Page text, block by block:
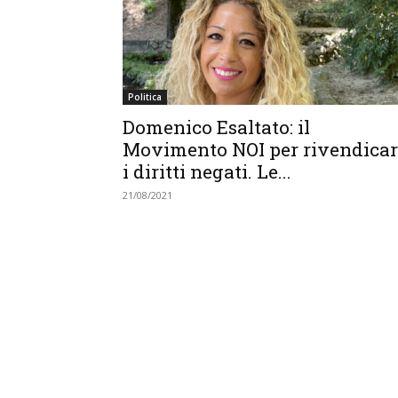
Politica
Domenico Esaltato: il
Movimento NOI per
i diritti negati. Le...
21/08/2021